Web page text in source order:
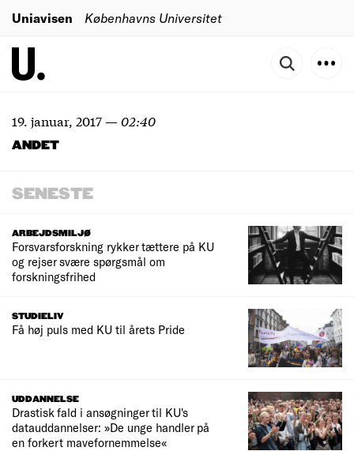
Uniavisen Københavns Universitet
19. januar, 2017—02:40
ANDET
SENESTE
ARBEJDSMILJØ
Forsvarsforskning rykker tættere på KU
og rejser svære spørgsmål om
forskningsfrihed
STUDIELIV
Få høj puls med KU til årets Pride
UDDANNELSE
Drastisk fald i ansøgninger til KU's
datauddannelser: »De unge handler på
en forkert mavefornemmelse«